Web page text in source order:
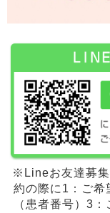
※Lineお友達募
約の際に1：ご
（患者番号）3